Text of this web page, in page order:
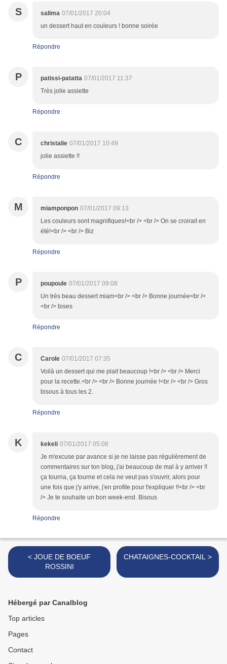
S salima 07/01/2017 20:04
un dessert haut en couleurs ! bonne soirée
Répondre
P patissi-patatta 07/01/2017 11:37
Très jolie assiette
Répondre
C christalie 07/01/2017 10:49
jolie assiette !!
Répondre
M miamponpon 07/01/2017 09:13
Les couleurs sont magnifiques!<br /> <br /> On se croirait en
été!<br /> <br /> Biz
Répondre
P poupoule 07/01/2017 09:08
Un très beau dessert miam<br /> <br /> Bonne journée<br />
<br /> bises
Répondre
C Carole 07/01/2017 07:35
Voilà un dessert qui me plait beaucoup !<br /> <br /> Merci
pour la recette.<br /> <br /> Bonne journée !<br /> <br /> Gros
bisous à tous les 2.
Répondre
K kekeli 07/01/2017 05:08
Je m'excuse par avance si je ne laisse pas régulièrement de
commentaires sur ton blog, j'ai beaucoup de mal à y arriver !!
ça tourna, ça tourne et cela ne veut pas s'ouvrir, alors pour
une fois que j'y arrive, j'en profite pour t'expliquer !!<br /> <br
/> Je te souhaite un bon week-end. Bisous
Répondre
< JOUE DE BOEUF
ROSSINI
CHATAIGNES-COCKTAIL >
Hébergé par Canalblog
Top articles
Pages
Contact